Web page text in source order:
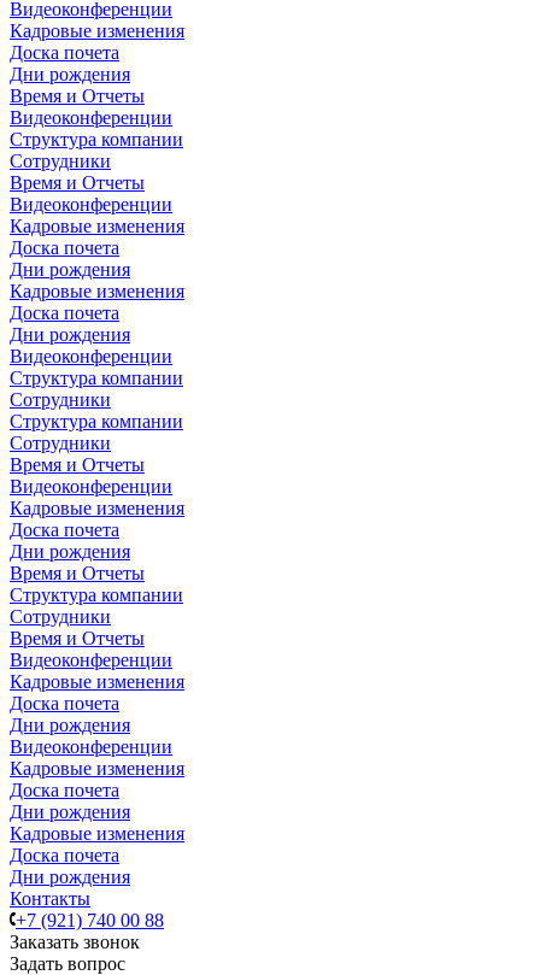
Видеоконференции
Кадровые изменения
Доска почета
Дни рождения
Время и Отчеты
Видеоконференции
Структура компании
Сотрудники
Время и Отчеты
Видеоконференции
Кадровые изменения
Доска почета
Дни рождения
Кадровые изменения
Доска почета
Дни рождения
Видеоконференции
Структура компании
Сотрудники
Структура компании
Сотрудники
Время и Отчеты
Видеоконференции
Кадровые изменения
Доска почета
Дни рождения
Время и Отчеты
Структура компании
Сотрудники
Время и Отчеты
Видеоконференции
Кадровые изменения
Доска почета
Дни рождения
Видеоконференции
Кадровые изменения
Доска почета
Дни рождения
Кадровые изменения
Доска почета
Дни рождения
Контакты
+7 (921) 740 00 88
Заказать звонок
Задать вопрос